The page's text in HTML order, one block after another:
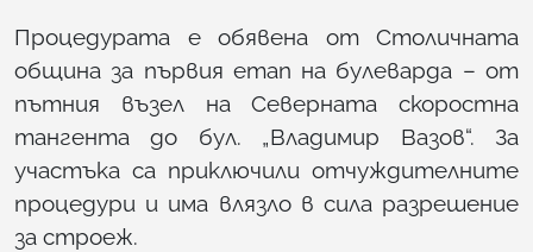
Процедурата е обявена от Столичната
община за първия етап на булеварда – от
пътния възел на Северната скоростна
тангента до бул. „Владимир Вазов“. За
участъка са приключили отчуждителните
процедури и има влязло в сила разрешение
за строеж.